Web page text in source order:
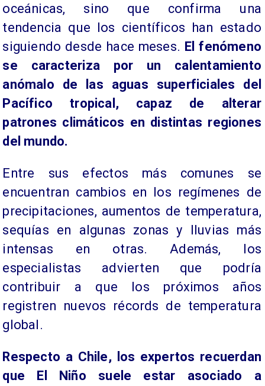
oceánicas, sino que confirma una
tendencia que los científicos han estado
siguiendo desde hace meses. El fenómeno
se caracteriza por un calentamiento
anómalo de las aguas superficiales del
Pacífico tropical, capaz de alterar
patrones climáticos en distintas regiones
del mundo.
Entre sus efectos más comunes se
encuentran cambios en los regímenes de
precipitaciones, aumentos de temperatura,
sequías en algunas zonas y lluvias más
intensas en otras. Además, los
especialistas advierten que podría
contribuir a que los próximos años
registren nuevos récords de temperatura
global.
Respecto a Chile, los expertos recuerdan
que El Niño suele estar asociado a